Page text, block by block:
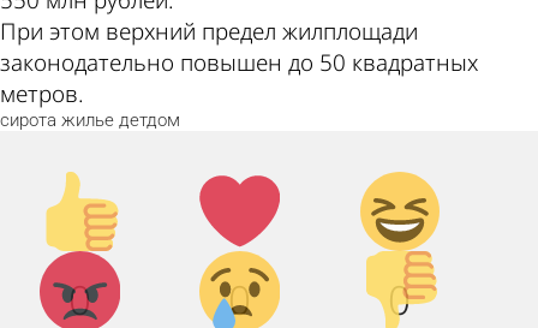
При этом верхний предел жилплощади
законодательно повышен до 50 квадратных
метров.
сирота жилье детдом
Палец
вверх!
0
Лайк!
0
Дикий
смех!
0
Агрессия!
Грусть
:(
Палец
вниз!